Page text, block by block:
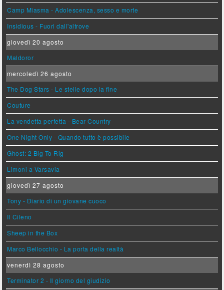
Camp Miasma - Adolescenza, sesso e morte
Insidious - Fuori dall'altrove
giovedì 20 agosto
Maldoror
mercoledì 26 agosto
The Dog Stars - Le stelle dopo la fine
Couture
La vendetta perfetta - Bear Country
One Night Only - Quando tutto è possibile
Ghost: 2 Big To Rig
Limoni a Varsavia
giovedì 27 agosto
Tony - Diario di un giovane cuoco
Il Cileno
Sheep in the Box
Marco Bellocchio - La porta della realtà
venerdì 28 agosto
Terminator 2 - Il giorno del giudizio